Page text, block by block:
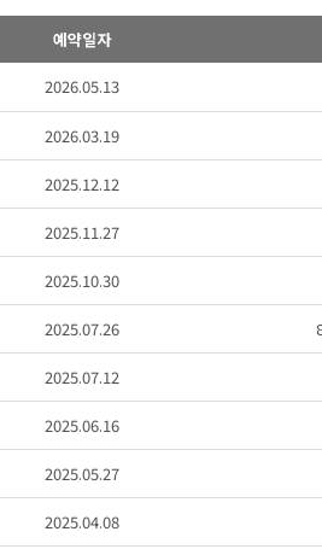
예약일자
2026.05.13
2026.03.19
2025.12.12
2025.11.27
2025.10.30
2025.07.26
2025.07.12
2025.06.16
2025.05.27
2025.04.08